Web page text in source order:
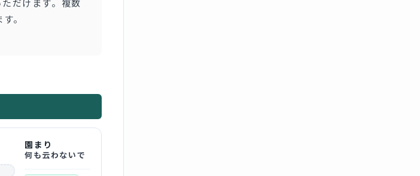
だけます。複数
。
園まり
何も云わないで